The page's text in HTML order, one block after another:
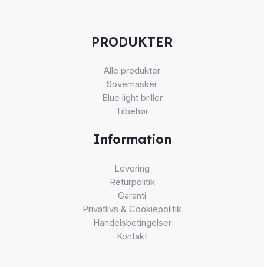
PRODUKTER
Alle produkter
Sovemasker
Blue light briller
Tilbehør
Information
Levering
Returpolitik
Garanti
Privatlivs & Cookiepolitik
Handelsbetingelser
Kontakt